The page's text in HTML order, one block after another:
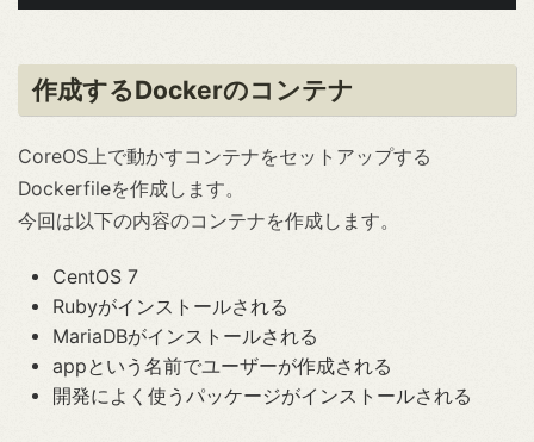
作成するDockerのコンテナ
CoreOS上で動かすコンテナをセットアップする
Dockerfileを作成します。
今回は以下の内容のコンテナを作成します。
CentOS 7
Rubyがインストールされる
MariaDBがインストールされる
appという名前でユーザーが作成される
開発によく使うパッケージがインストールされる